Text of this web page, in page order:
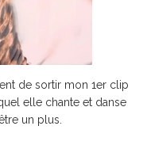
de sortir mon 1er clip
elle chante et danse
un plus.